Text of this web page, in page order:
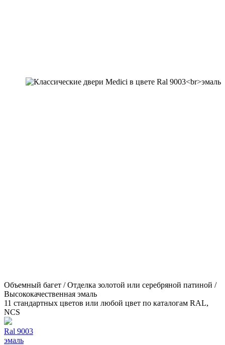
Объемный багет / Отделка золотой или серебряной патиной /
Высококачественная эмаль
11 стандартных цветов или любой цвет по каталогам RAL,
NCS
Ral 9003
эмаль